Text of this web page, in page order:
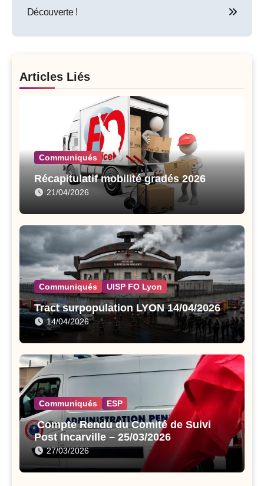
Découverte !
Articles Liés
Communiqués
Récapitulatif mobilité gradés 2026
21/04/2026
Communiqués UISP FO Lyon
Tract surpopulation LYON 14/04/2026
14/04/2026
Communiqués ESP
Compte Rendu du Comité de Suivi
Post Incarville – 25/03/2026
27/03/2026